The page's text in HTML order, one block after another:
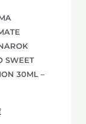
SWEET
30ML –